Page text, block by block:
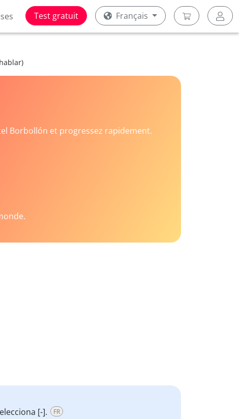
Test gratuit Français
Borbollón et progressez rapidement.
[-]. FR